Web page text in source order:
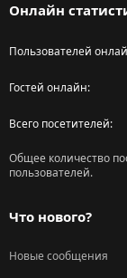
Онлайн
Пользователей
Гостей онлайн
Всего посетителей
Общее количество
пользователей.
Что нового?
Новые сообщения